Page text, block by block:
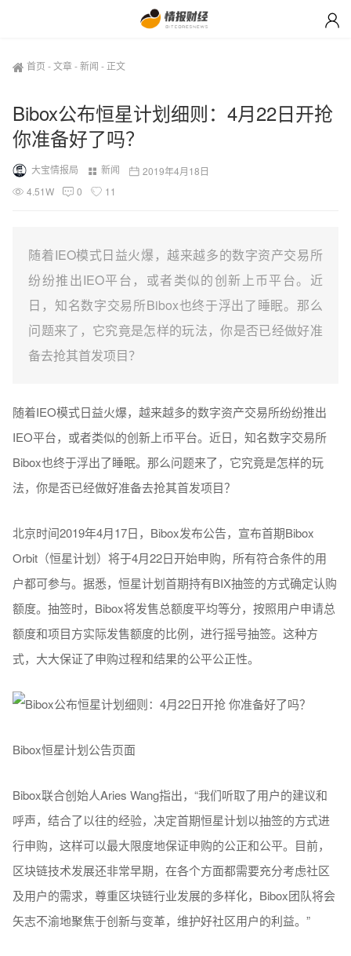
首页 -文章-新闻 - 正文
Bibox公布恒星计划细则：4月22日开抢
你准备好了吗？
大宝情报局 新闻
2019年4月18日
4.51W
0 11
随着IEO模式日益火爆，越来越多的数字资产交易所
纷纷推出IEO平台，或者类似的创新上币平台。近
日，知名数字交易所Bibox也终于浮出了睡眠。那么
问题来了，它究竟是怎样的玩法，你是否已经做好准
备去抢其首发项目？
随着IEO模式日益火爆，越来越多的数字资产交易所纷纷推出
IEO平台，或者类似的创新上币平台。近日，知名数字交易所
Bibox也终于浮出了睡眠。那么问题来了，它究竟是怎样的玩
法，你是否已经做好准备去抢其首发项目？
北京时间2019年4月17日，Bibox发布公告，宣布首期Bibox
Orbit（恒星计划）将于4月22日开始申购，所有符合条件的用
户都可参与。据悉，恒星计划首期持有BIX抽签的方式确定认购
额度。抽签时，Bibox将发售总额度平均等分，按照用户申请总
额度和项目方实际发售额度的比例，进行摇号抽签。这种方
式，大大保证了申购过程和结果的公平公正性。
Bibox恒星计划公告页面
Bibox联合创始人Aries Wang指出，“我们听取了用户的建议和
呼声，结合了以往的经验，决定首期恒星计划以抽签的方式进
行申购，这样可以最大限度地保证申购的公正和公平。目前，
区块链技术发展还非常早期，在各个方面都需要充分考虑社区
及用户的需求，尊重区块链行业发展的多样化，Bibox团队将会
矢志不渝地聚焦于创新与变革，维护好社区用户的利益。”